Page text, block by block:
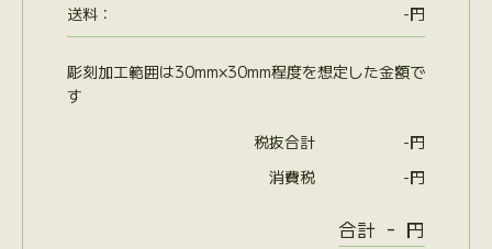
送料： -円
彫刻加工範囲は30mm×30mm程度を想定した金額で
す
税抜合計 -円
消費税
-円
合計 - 円